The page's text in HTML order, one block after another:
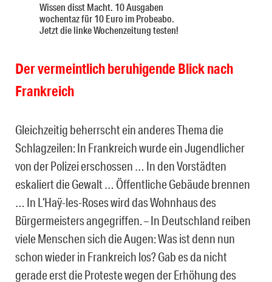
Wissen disst Macht. 10 Ausgaben
wochentaz für 10 Euro im Probeabo.
Jetzt die linke Wochenzeitung testen!
Der vermeintlich beruhigende Blick nach
Frankreich
Gleichzeitig beherrscht ein anderes Thema die
Schlagzeilen: In Frankreich wurde ein Jugendlicher
von der Polizei erschossen … In den Vorstädten
eskaliert die Gewalt … Öffentliche Gebäude brennen
… In L‘Haÿ-les-Roses wird das Wohnhaus des
Bürgermeisters angegriffen. – In Deutschland reiben
viele Menschen sich die Augen: Was ist denn nun
schon wieder in Frankreich los? Gab es da nicht
gerade erst die Proteste wegen der Erhöhung des